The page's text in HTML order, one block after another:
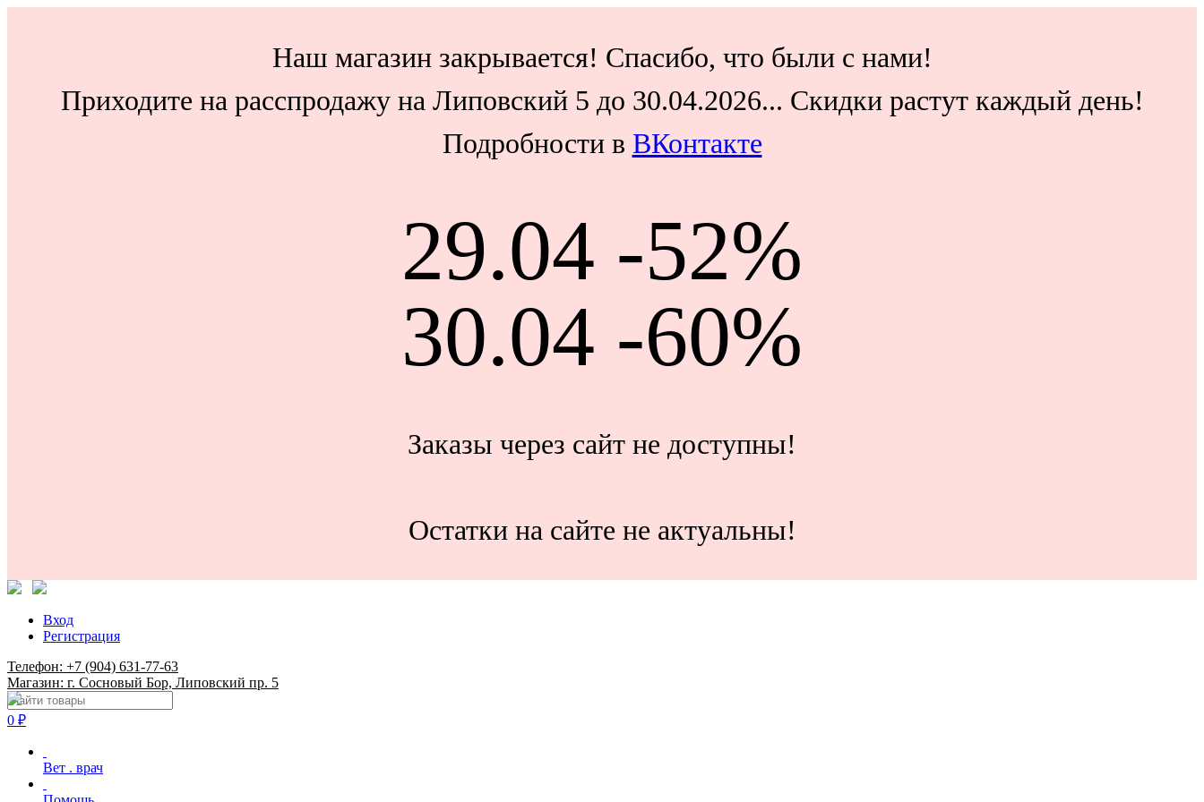
Наш магазин закрывается! Спасибо, что были с нами!
Приходите на расспродажу на Липовский 5 до 30.04.2026... Скидки растут каждый день!
Подробности в ВКонтакте
29.04 -52%
30.04 -60%
Заказы через сайт не доступны!
Остатки на сайте не актуальны!
Вход
Регистрация
Телефон: +7 (904) 631-77-63
Магазин: г. Сосновый Бор, Липовский пр. 5
0 ₽
Вет . врач